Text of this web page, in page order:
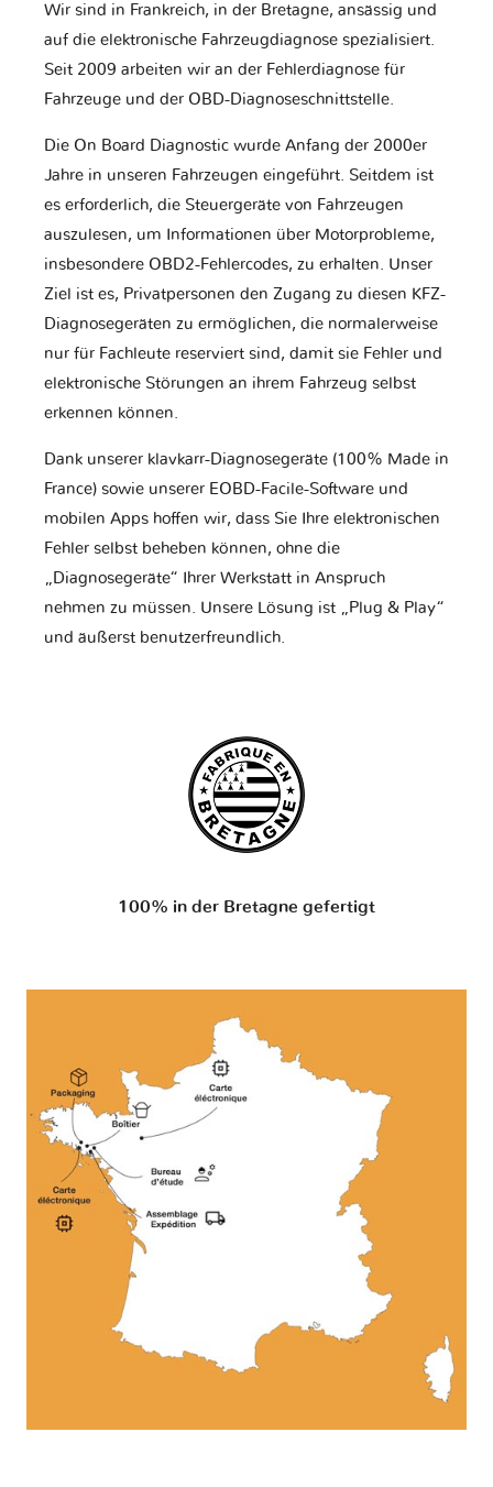
Wir sind in Frankreich, in der Bretagne, ansässig und
auf die elektronische Fahrzeugdiagnose spezialisiert.
Seit 2009 arbeiten wir an der Fehlerdiagnose für
Fahrzeuge und der OBD-Diagnoseschnittstelle.
Die On Board Diagnostic wurde Anfang der 2000er
Jahre in unseren Fahrzeugen eingeführt. Seitdem ist
es erforderlich, die Steuergeräte von Fahrzeugen
auszulesen, um Informationen über Motorprobleme,
insbesondere OBD2-Fehlercodes, zu erhalten. Unser
Ziel ist es, Privatpersonen den Zugang zu diesen KFZ-
Diagnosegeräten zu ermöglichen, die normalerweise
nur für Fachleute reserviert sind, damit sie Fehler und
elektronische Störungen an ihrem Fahrzeug selbst
erkennen können.
Dank unserer klavkarr-Diagnosegeräte (100% Made in
France) sowie unserer EOBD-Facile-Software und
mobilen Apps hoffen wir, dass Sie Ihre elektronischen
Fehler selbst beheben können, ohne die
„Diagnosegeräte“ Ihrer Werkstatt in Anspruch
nehmen zu müssen. Unsere Lösung ist „Plug & Play“
und äußerst benutzerfreundlich.
100% in der Bretagne gefertigt